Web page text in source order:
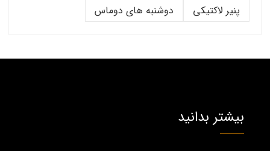
پنیر لاکتیکی
دوشنبه های دوماس
بیشتر بدانید